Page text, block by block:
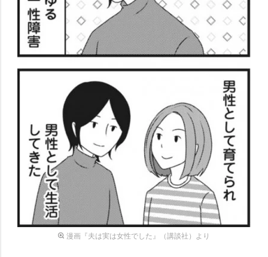
漫画『夫は実は女性でした』（講談社）より